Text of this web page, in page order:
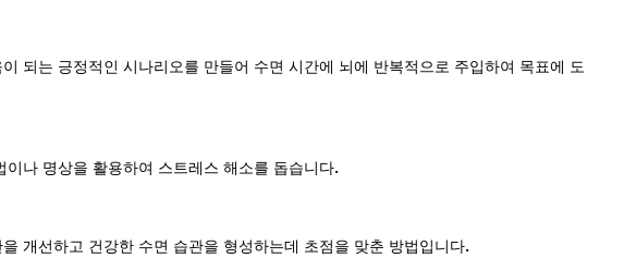
되는 긍정적인 시나리오를 만들어 수면 시간에 뇌에 반복적으로 주입하여 목표에 도
나 명상을 활용하여 스트레스 해소를 돕습니다.
개선하고 건강한 수면 습관을 형성하는데 초점을 맞춘 방법입니다.